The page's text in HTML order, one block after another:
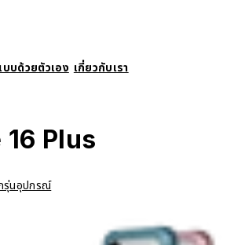
บด้วยตัวเอง เกี่ยวกับเรา
Plus
รุ่นอุปกรณ์